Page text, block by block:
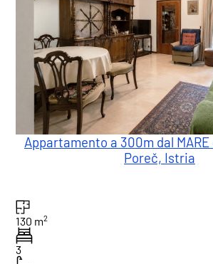
Appartamento a 300m dal MARE
Poreč, Istria
130 m2
3